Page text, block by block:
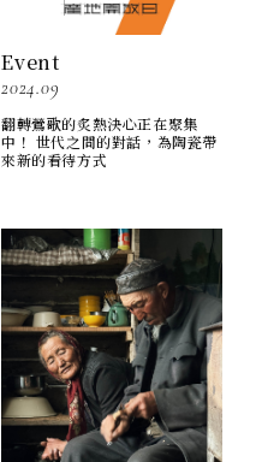
Event
2024.09
翻轉鶯歌的炙熱決心正在聚集
中！ 世代之間的對話，為陶瓷帶
來新的看待方式